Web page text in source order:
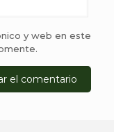
y web en este